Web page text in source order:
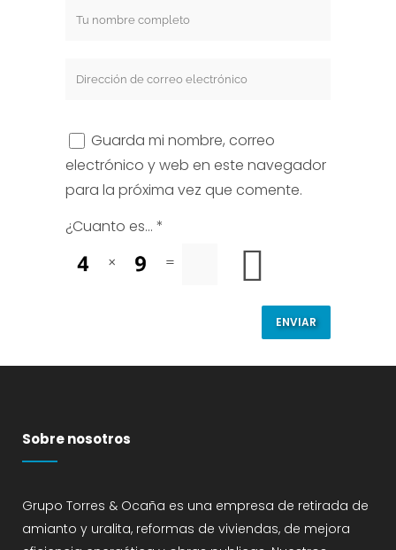
Guarda mi nombre, correo
electrónico y web en este navegador
para la próxima vez que comente.
¿Cuanto es... *
×
=
Sobre nosotros
Grupo Torres & Ocaña es una empresa de retirada de
amianto y uralita, reformas de viviendas, de mejora